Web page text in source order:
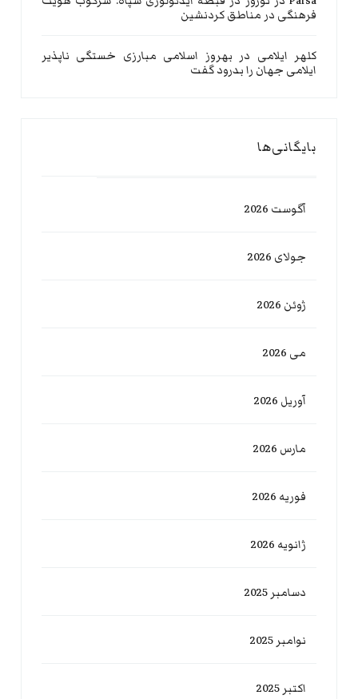
فرهنگی در مناطق کردنشین
کلهر ایلامی در بهروز اسلامی مبارزی خستگی ناپذیر
ایلامی جهان را بدرود گفت
بایگانی‌ها
آگوست 2026
جولای 2026
ژوئن 2026
می 2026
آوریل 2026
مارس 2026
فوریه 2026
ژانویه 2026
دسامبر 2025
نوامبر 2025
اکتبر 2025